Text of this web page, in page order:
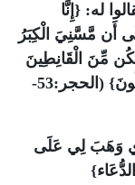
له: {إِنَّا
أَن مَّسَّنِيَ الْكِبَرُ
مِّنَ الْقَانِطِينَ
* قَالَ وَمَن يَقْنَطُ مِن رَّحْمَةِ رَبِّهِ إِلاَّ الضَّالُّونَ} (الحجر:53-
وَهَبَ لِي عَلَى